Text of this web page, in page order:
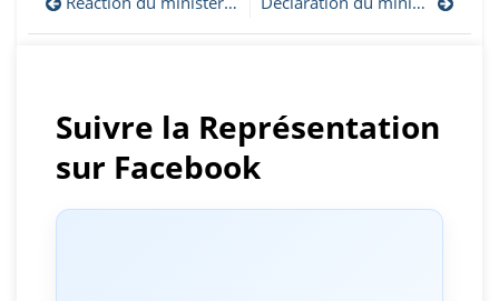
de
Suivre la Représentation
sur Facebook